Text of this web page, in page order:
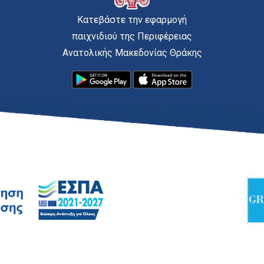
Κατεβάστε την εφαρμογή
παιχνιδιού της Περιφέρειας
Ανατολικής Μακεδονίας Θράκης